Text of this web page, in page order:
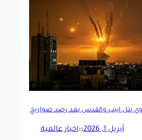
بتل أبيب والقدس بعد رصد صواريخ
أبريل 1, 2026 ::اخبار عالمية